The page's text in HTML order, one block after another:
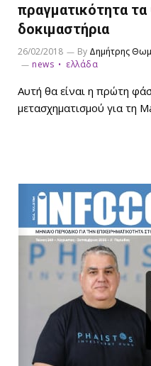
πραγματικότητα
δοκιμαστήρια
26/02/2018 By Δημήτρης
news
ελλάδα
Αυτή θα είναι η πρώτη
μετασχηματισμού για τη